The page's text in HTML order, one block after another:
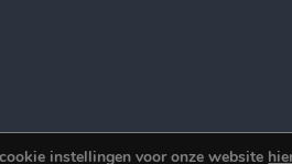
instellingen voor onze website